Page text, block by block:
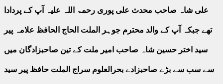
علی شاہ صاحب محدث علی پوری رحمۃ اللہ علیہ آپ کے پردادا
تھے جبکہ آپ کے والد محترم جوہر الملت الحاج الحافظ علامہ پیر
سید اختر حسین شاہ صاحب امیر ملت کے تین صاحبزادگان میں
سے سب سے بڑے صاحبزادے بحرالعلوم سراج الملت حافظ پیر سید